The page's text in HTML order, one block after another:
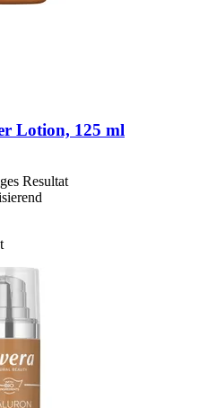
Lotion, 125 ml
Resultat